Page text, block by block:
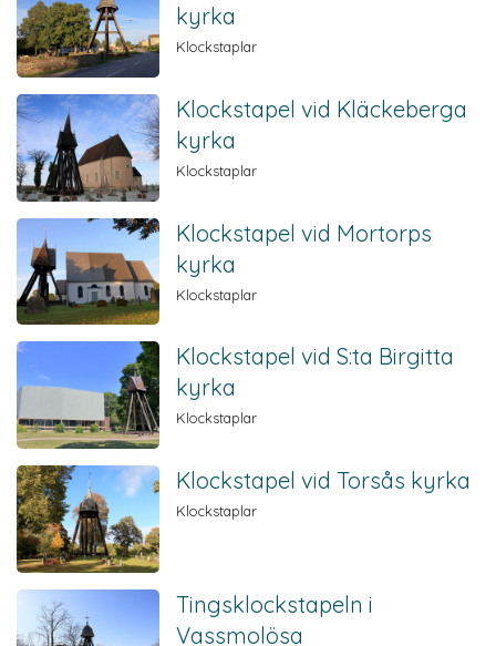
kyrka
Klockstaplar
Klockstapel vid Kläckeberga
kyrka
Klockstaplar
Klockstapel vid Mortorps
kyrka
Klockstaplar
Klockstapel vid S:ta Birgitta
kyrka
Klockstaplar
Klockstapel vid Torsås kyrka
Klockstaplar
Tingsklockstapeln i
Vassmolösa